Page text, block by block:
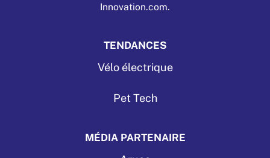
Innovation.com.
TENDANCES
Vélo électrique
Pet Tech
MÉDIA PARTENAIRE